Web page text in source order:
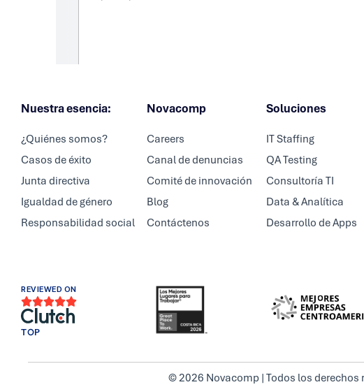
Nuestra esencia:
¿Quiénes somos?
Casos de éxito
Junta directiva
Igualdad de género
Responsabilidad social
Novacomp
Careers
Canal de denuncias
Comité de innovación
Blog
Contáctenos
Soluciones
IT Staffing
QA Testing
Consultoría TI
Data & Analítica
Desarrollo de Apps
REVIEWED ON

TOP
© 2026 Novacomp | Todos los derechos